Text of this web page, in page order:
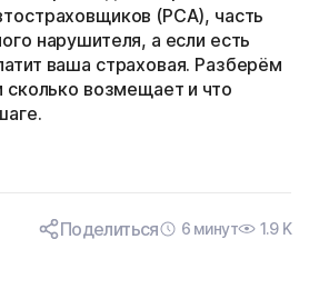
(РСА), часть
нарушителя, а если есть
ваша страховая. Разберём
сколько возмещает и что
Поделиться 6 минут 1.9 K